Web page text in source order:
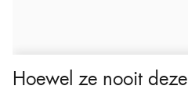
Hoewel ze nooit